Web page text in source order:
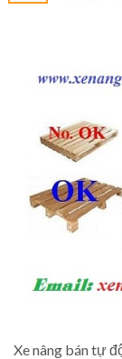
Xe nâng bán tự